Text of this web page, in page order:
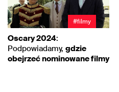
#filmy
Oscary 2024:
Podpowiadamy, gdzie
obejrzeć nominowane filmy